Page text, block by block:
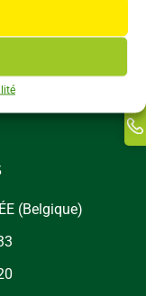
(Belgique)